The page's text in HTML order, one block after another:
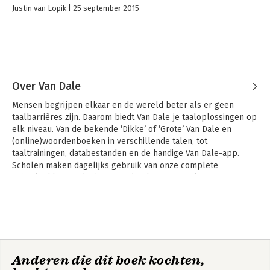
Justin van Lopik 25 september 2015
Over Van Dale
Mensen begrijpen elkaar en de wereld beter als er geen
taalbarrières zijn. Daarom biedt Van Dale je taaloplossingen op
elk niveau. Van de bekende ‘Dikke’ of ‘Grote’ Van Dale en
(online)woordenboeken in verschillende talen, tot
taaltrainingen, databestanden en de handige Van Dale-app.
Scholen maken dagelijks gebruik van onze complete
met onze Van Dale Taaltrainingen maken we van iedereen een
Andere boeken door Van Dale
Anderen die dit boek kochten,